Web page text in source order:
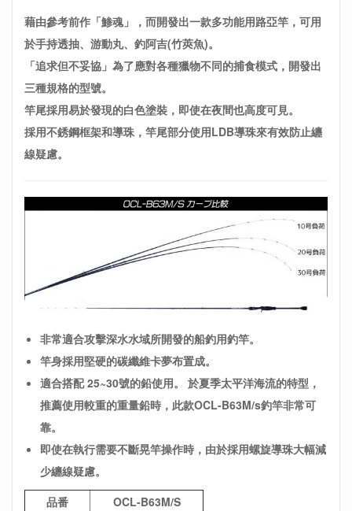
藉由參考前作「鯵魂」，而開發出一款多功能用路亞竿，可用
於手持透抽、游動丸、釣阿吉(竹莢魚)。
「追求但不妥協」 為了應對各種獵物不同的捕食模式，開發出
三種規格的型號。
竿尾採用易於發現的白色塗裝，即使在夜間也高度可見。
採用不銹鋼框架和導珠，竿尾部分使用LDB導珠來有效防止纏
線疑慮。
非常適合攻擊深水水域所開發的船釣用釣竿。
竿身採用堅硬的碳纖維卡夢布置成。
適合搭配 25~30號的鉛使用。 於夏季太平洋海流的特型，
推薦使用較重的重量鉛時，此款OCL-B63M/s釣竿非常可
靠。
即使在執行需要不斷晃竿操作時，由於採用螺旋導珠大幅減
少纏線疑慮。
品番
OCL-B63M/S